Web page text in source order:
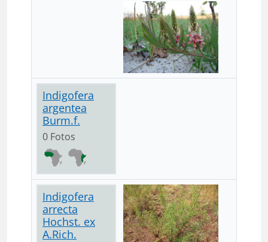
Indigofera
argentea
Burm.f.
0 Fotos
Indigofera
arrecta
Hochst. ex
A.Rich.